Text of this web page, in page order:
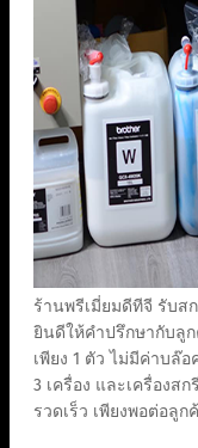
ร้านพรีเมี่ยมดีทีจี รับสก
ยินดีให้คำปรึกษากับลู
เพียง 1 ตัว ไม่มีค่าบล๊
3 เครื่อง และเครื่องส
รวดเร็ว เพียงพอต่อลู